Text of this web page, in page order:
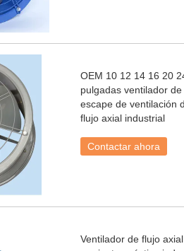
OEM 10 12 14 16 20
pulgadas ventilador de
escape de ventilación
flujo axial industrial
Contactar ahora
Ventilador de flujo